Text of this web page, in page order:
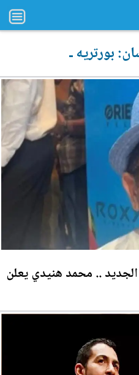
بورتريه ـ
.. محمد هنيدي يعلن